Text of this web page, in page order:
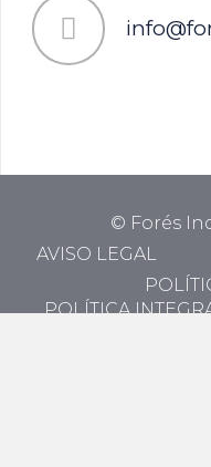
© Forés
AVISO LEGAL
POLÍTICA